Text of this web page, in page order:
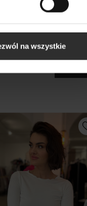
na wszystkie